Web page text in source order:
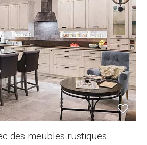
des meubles rustiques